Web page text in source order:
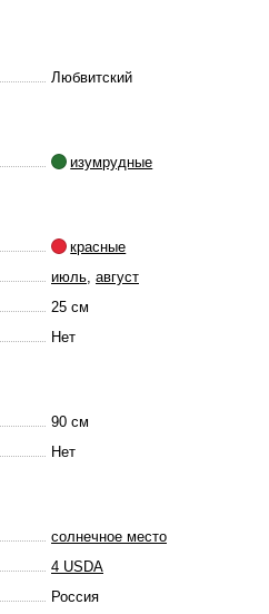
Любвитский
изумрудные
красные
июль август
25 см
Нет
90 см
Нет
солнечное место
4 USDA
Россия